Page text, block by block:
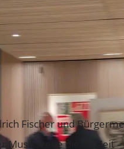
Fischer und
dieser Zeit